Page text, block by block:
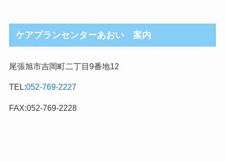
ケアプランセンターあおい 案内
尾張旭市吉岡町二丁目9番地12
TEL:052-769-2227
FAX:052-769-2228